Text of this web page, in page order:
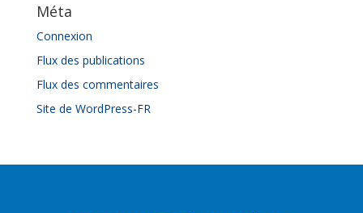
Méta
Connexion
Flux des publications
Flux des commentaires
Site de WordPress-FR